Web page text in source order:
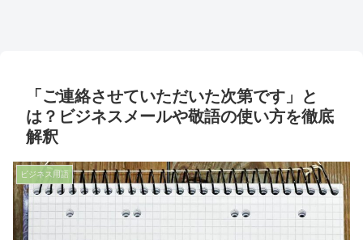
「ご連絡させていただいた次第です」と
は？ビジネスメールや敬語の使い方を徹底
解釈
ビジネス用語